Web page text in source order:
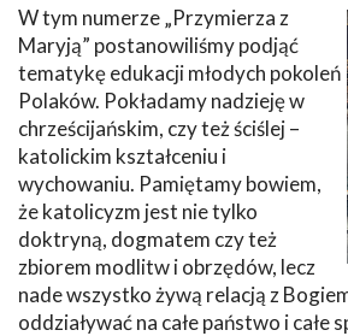
W tym numerze „Przymierza z
Maryją” postanowiliśmy podjąć
tematykę edukacji młodych pokoleń
Polaków. Pokładamy nadzieję w
chrześcijańskim, czy też ściślej –
katolickim kształceniu i
wychowaniu. Pamiętamy bowiem,
że katolicyzm jest nie tylko
doktryną, dogmatem czy też
zbiorem modlitw i obrzędów, lecz
nade wszystko żywą relacją z
oddziaływać na całe państwo i całe